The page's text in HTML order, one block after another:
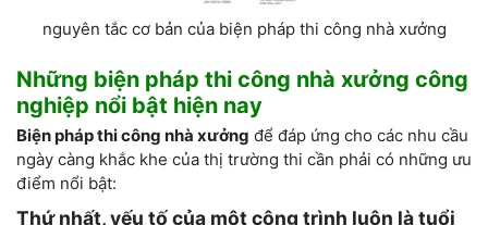
nguyên tắc cơ bản của biện pháp thi công nhà xưởng
Những biện pháp thi công nhà xưởng công
nghiệp nổi bật hiện nay
Biệnpháp thi công nhà xưởng để đáp ứng cho các nhu cầu
ngày càng khắc khe của thị trường thi cần phải có những ưu
điểm nổi bật:
Thứ nhất, yếu tố của một công trình luôn là tuổi